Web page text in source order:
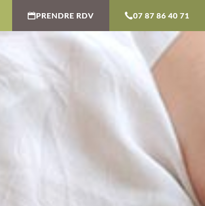
PRENDRE RDV 07 87 86 40 71